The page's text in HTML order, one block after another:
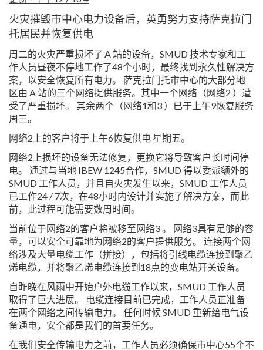
火灾摧毁市中心电力设备后，英勇努力支持萨克拉门
托居民并恢复供电
周二的火灾严重损坏了 A 站的设备，SMUD 技术专家和工
作人员昼夜不停地工作了48个小时，最终找到永久性解决方
案，以安全恢复所有电力。 萨克拉门托市中心的大部分地
区由 A 站的三个网络提供服务。其中一个网络（网络2 ）遭
受了严重损坏。 其余两个（网络1和3 ）已于上午9恢复服务
周三。
网络2上的客户将于上午6恢复供电 星期五。
网络2上损坏的设备无法修复，更换它将导致客户长时间停
电。 通过与当地 IBEW 1245合作，SMUD 得以委派额外的
SMUD 工作人员，并且自火灾发生以来，SMUD 工作人员
已工作24 / 7次，在48小时内设计并实施了解决方案，而此
前，此过程可能需要数周时间。
当前位于网络2的客户将被移至网络3 。 网络3具有足够的容
量，可以安全可靠地为网络2的客户提供服务。 连接两个网
络涉及大量电缆工作（拼接），包括将引线电缆连接到聚乙
烯电缆，并将聚乙烯电缆连接到18点的变电站开关设备。
自昨晚在风雨中开始户外电缆工作以来，SMUD 工作人员
取得了巨大进展。 电缆连接目前已完成，工作人员正准备
在两个网络之间传输电力。 任何时候 SMUD 重新给电气设
备通电，安全都是我们的首要任务。
在我们安全传输电力之前，工作人员必须确保市中心55个不